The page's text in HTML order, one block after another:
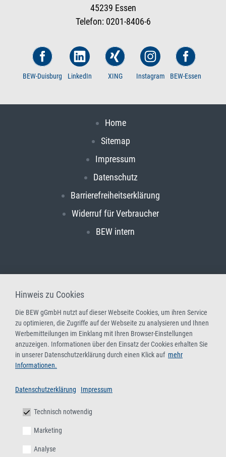
45239 Essen
Telefon: 0201-8406-6
BEW-Duisburg LinkedIn XING Instagram BEW-Essen
Home
Sitemap
Impressum
Datenschutz
Barrierefreiheitserklärung
Widerruf für Verbraucher
BEW intern
Hinweis zu Cookies
Die BEW gGmbH nutzt auf dieser Webseite Cookies, um ihren Service
zu optimieren, die Zugriffe auf der Webseite zu analysieren und Ihnen
Werbemitteilungen im Einklang mit Ihren Browser-Einstellungen
anzuzeigen. Informationen über den Einsatz der Cookies erhalten Sie
in unserer Datenschutzerklärung durch einen Klick auf mehr
Informationen.
Datenschutzerklärung Impressum
Technisch notwendig
Marketing
Analyse